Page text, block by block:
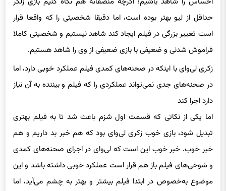
حداقل از لیو بهتر بوده است، اما دقیقا شخصیتی را که واقعا قرار
است تغییر بزرگی در فیلم ایجاد کند شاهد نیستیم و شخصیتی کاملا
فراموش شدنی و ضعیفی با بازی ضعیفی از وی را شاهد هستیم.
زکری‌ لی‌وای با اینکه در صحنه‌های کمدی فیلم عملکرد خوبی دارد، اما
در صحنه‌های جدی نمی‌تواند عملکردی را که فیلم و بیننده به آن نیاز
دارد اجرا کند
اما یکی از نکاتی که قسمت اول شزم باعث شد تا به فیلم بهتری
تبدیل شود، بازی خوب زکری لی‌وای بود که هم خبر بد داریم و هم
خبر خوب. خبر خوب این است که لی‌وای در اجرای صحنه‌های کمدی
و شوخی‌های فیلم باز هم قرار است عملکرد خوبی داشته باشد و این
موضوع به‌خصوص در ابتدا فیلم بیشتر و بهتر به چشم می‌آید، اما